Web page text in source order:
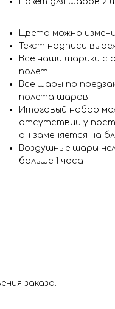
Цвета можно
Текст надписи
Все наши шарики с
полет.
Все шары по
полета шаров.
Итоговый набор
отсутствии у
он заменяется на
Воздушные шары
больше 1 часа
заказа.